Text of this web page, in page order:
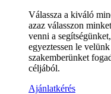
Válassza a kiváló
azaz válasszon
venni a
egyeztessen le
szakemberünket
céljából.
Ajánlatkérés